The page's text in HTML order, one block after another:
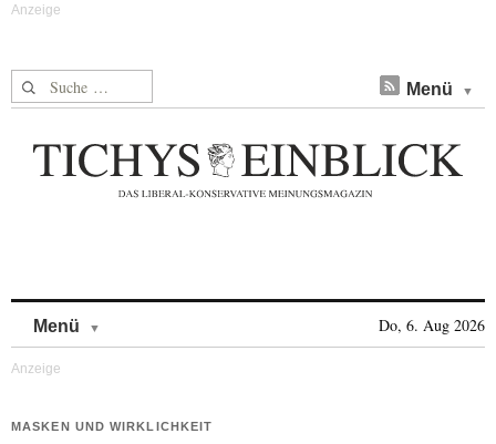
Suche nach: Menü
Menü Do, 6. Aug 2026
MASKEN UND WIRKLICHKEIT